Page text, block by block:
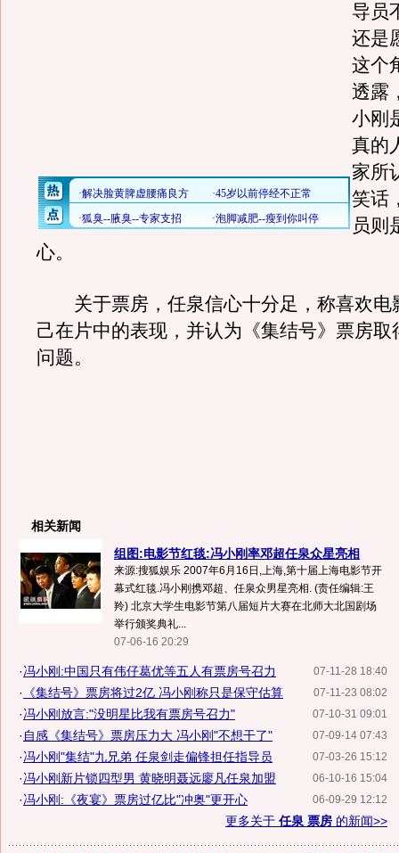
导员
还是
这个
透露
小刚
真的
家所
笑话
员则
心。
关于票房，任泉信心十分足，称喜欢电
己在片中的表现，并认为《集结号》票房取
问题。
相关新闻
组图:电影节红毯:冯小刚率邓超任泉众星亮相
来源:搜狐娱乐 2007年6月16日,上海,第十届上海电影节开
幕式红毯.冯小刚携邓超、任泉众男星亮相. (责任编辑:王
羚) 北京大学生电影节第八届短片大赛在北师大北国剧场
举行颁奖典礼...
07-06-16 20:29
07-11-28 18:40
·冯小刚:中国只有伟仔葛优等五人有票房号召力
07-11-23 08:02
· 《集结号》票房将过2亿 冯小刚称只是保守估算
07-10-31 09:01
·冯小刚放言:"没明星比我有票房号召力"
07-09-14 07:43
· 自感《集结号》票房压力大 冯小刚"不想干了"
07-03-26 15:12
·冯小刚"集结"九兄弟 任泉剑走偏锋担任指导员
06-10-16 15:04
·冯小刚新片锁四型男 黄晓明聂远廖凡任泉加盟
06-09-29 12:12
·冯小刚:《夜宴》票房过亿比"冲奥"更开心
更多关于 任泉 票房 的新闻>>